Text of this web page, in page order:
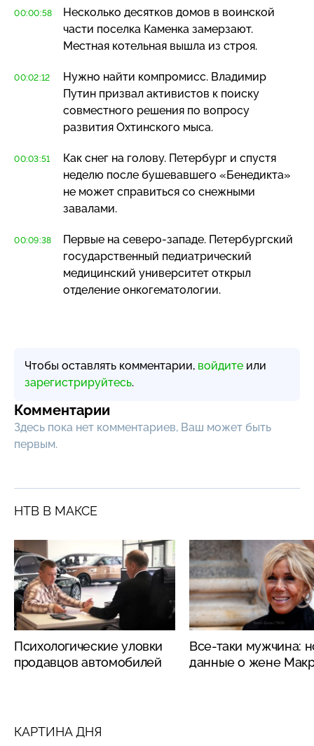
00:00:58
Несколько десятков домов в воинской
части поселка Каменка замерзают.
Местная котельная вышла из строя.
00:02:12
Нужно найти компромисс. Владимир
Путин призвал активистов к поиску
совместного решения по вопросу
развития Охтинского мыса.
00:03:51
Как снег на голову. Петербург и спустя
неделю после бушевавшего «Бенедикта»
не может справиться со снежными
завалами.
00:09:38 Первые на северо-западе. Петербургский
государственный педиатрический
медицинский университет открыл
отделение онкогематологии.
Чтобы оставлять комментарии, войдите или
зарегистрируйтесь.
Комментарии
Здесь пока нет комментариев, Ваш может быть
первым.
НТВ В МАКСЕ
Психологические уловки
продавцов автомобилей
Все-таки мужчина:
данные о жене
КАРТИНА ДНЯ